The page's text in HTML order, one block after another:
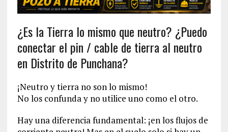
¿Es la Tierra lo mismo que neutro? ¿Puedo
conectar el pin / cable de tierra al neutro
en Distrito de Punchana?
¡Neutro y tierra no son lo mismo!
No los confunda y no utilice uno como el otro.
Hay una diferencia fundamental: ¡en los flujos de